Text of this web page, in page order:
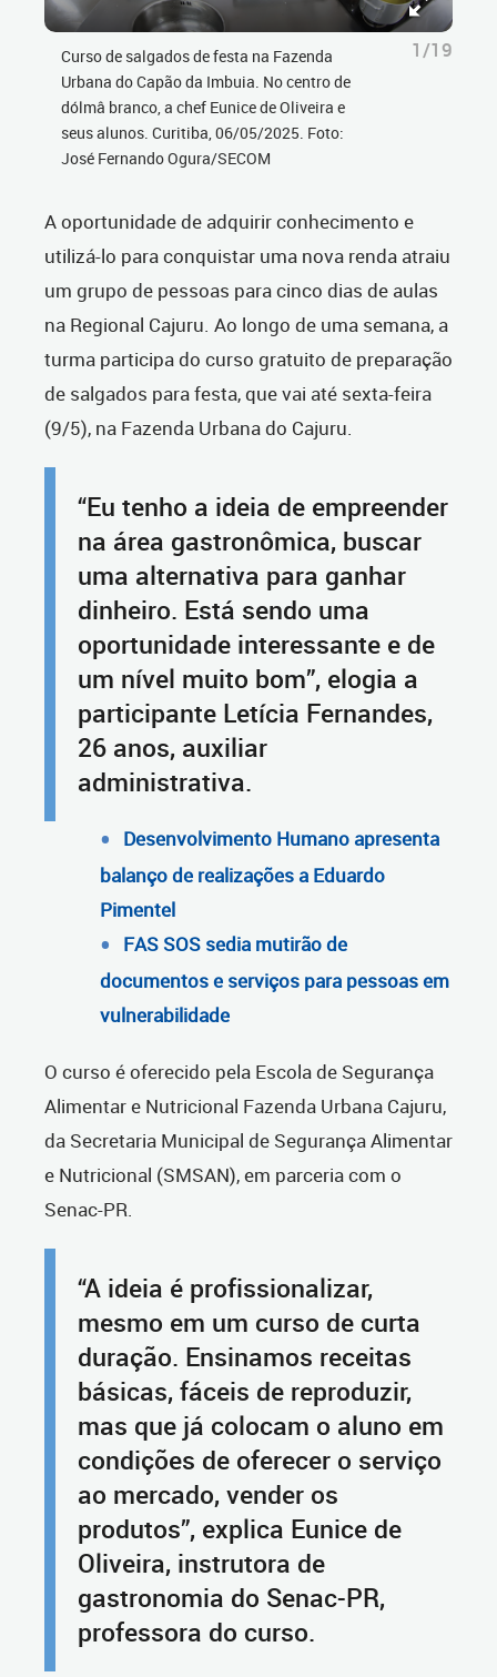
Curso de salgados de festa na Fazenda
Urbana do Capão da Imbuia. No centro de
dólmâ branco, a chef Eunice de Oliveira e
seus alunos. Curitiba, 06/05/2025. Foto:
José Fernando Ogura/SECOM
1/19
A oportunidade de adquirir conhecimento e
utilizá-lo para conquistar uma nova renda atraiu
um grupo de pessoas para cinco dias de aulas
na Regional Cajuru. Ao longo de uma semana, a
turma participa do curso gratuito de preparação
de salgados para festa, que vai até sexta-feira
(9/5), na Fazenda Urbana do Cajuru.
“Eu tenho a ideia de empreender
na área gastronômica, buscar
uma alternativa para ganhar
dinheiro. Está sendo uma
oportunidade interessante e de
um nível muito bom”, elogia a
participante Letícia Fernandes,
26 anos, auxiliar
administrativa.
Desenvolvimento Humano apresenta
balanço de realizações a Eduardo
Pimentel
FAS SOS sedia mutirão de
documentos e serviços para pessoas em
vulnerabilidade
O curso é oferecido pela Escola de Segurança
Alimentar e Nutricional Fazenda Urbana Cajuru,
da Secretaria Municipal de Segurança Alimentar
e Nutricional (SMSAN),em parceria com o
Senac-PR.
“A ideia é profissionalizar,
mesmo em um curso de curta
duração. Ensinamos receitas
básicas, fáceis de reproduzir,
mas que já colocam o aluno em
condições de oferecer o serviço
ao mercado, vender os
produtos”, explica Eunice de
Oliveira, instrutora de
gastronomia do Senac-PR,
professora do curso.